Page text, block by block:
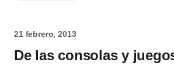
21 febrero, 2013
De las consolas y